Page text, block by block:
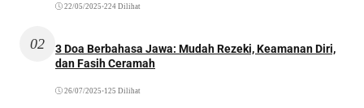
22/05/2025 •224 Dilihat
02
3 Doa Berbahasa Jawa: Mudah Rezeki, Keamanan Diri,
dan Fasih Ceramah
26/07/2025 •125 Dilihat